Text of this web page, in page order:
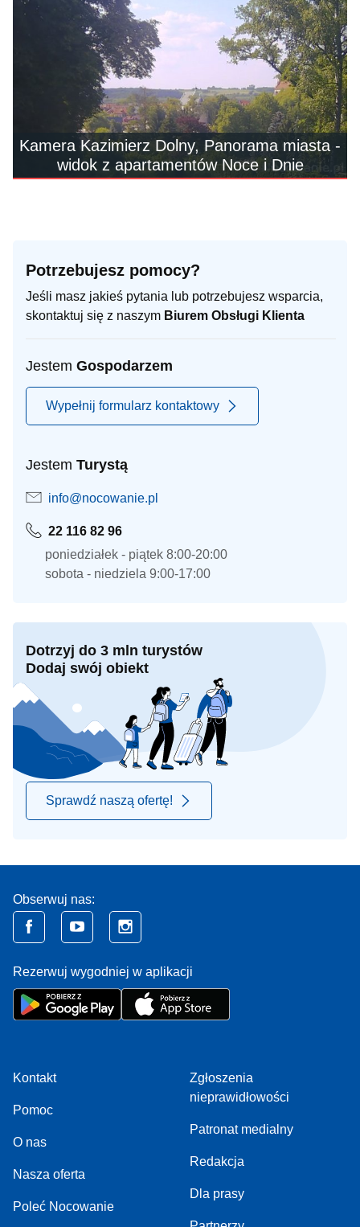
Kamera Kazimierz Dolny, Panorama miasta -
widok z apartamentów Noce i Dnie
Potrzebujesz pomocy?
Jeśli masz jakieś pytania lub potrzebujesz wsparcia,
skontaktuj się z naszym Biurem Obsługi Klienta
Jestem Gospodarzem
Wypełnij formularz kontaktowy
Jestem Turystą
info@nocowanie.pl
22 116 82 96
poniedziałek - piątek 8:00-20:00
sobota - niedziela 9:00-17:00
Dotrzyj do 3 mln turystów
Dodaj swój obiekt
Sprawdź naszą ofertę!
Obserwuj nas:
Rezerwuj wygodniej w aplikacji
Kontakt
Pomoc
O nas
Nasza oferta
Poleć Nocowanie
Zgłoszenia
nieprawidłowości
Patronat medialny
Redakcja
Dla prasy